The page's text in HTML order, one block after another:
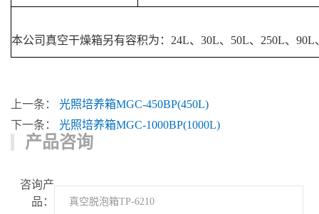
本公司真空干燥箱另有容积为：24L、30L、50L、250L、90L
上一条： 光照培养箱MGC-450BP(450L)
下一条： 光照培养箱MGC-1000BP(1000L)
产品咨询
咨询产
品：